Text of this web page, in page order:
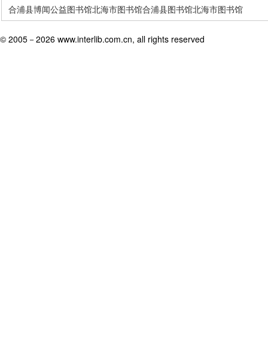
合浦县博闻公益图书馆北海市图书馆合浦县图书馆北海市图书馆
© 2005－ 2026 www.interlib.com.cn, all rights reserved